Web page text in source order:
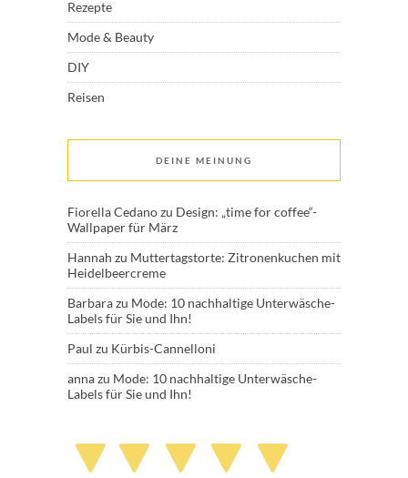
Rezepte
Mode & Beauty
DIY
Reisen
DEINE MEINUNG
Fiorella Cedanozu Design: „time for coffee“-
Wallpaper für März
Hannah zu Muttertagstorte: Zitronenkuchen mit
Heidelbeercreme
Barbarazu Mode: 10 nachhaltige Unterwäsche-
Labels für Sie und Ihn!
Paul zu Kürbis-Cannelloni
annazu Mode: 10 nachhaltige Unterwäsche-
Labels für Sie und Ihn!